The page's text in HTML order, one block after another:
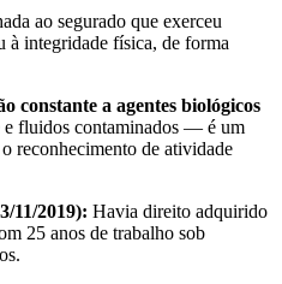
ao segurado que exerceu
à integridade física, de forma
constante a agentes biológicos
fluidos contaminados — é um
reconhecimento de atividade
11/2019): Havia direito adquirido
25 anos de trabalho sob